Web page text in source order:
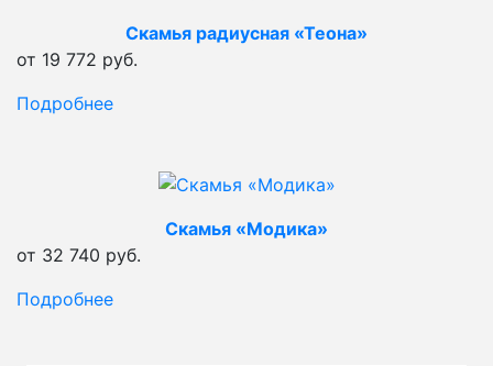
Скамья радиусная «Теона»
от 19 772 руб.
Подробнее
Скамья «Модика»
от 32 740 руб.
Подробнее